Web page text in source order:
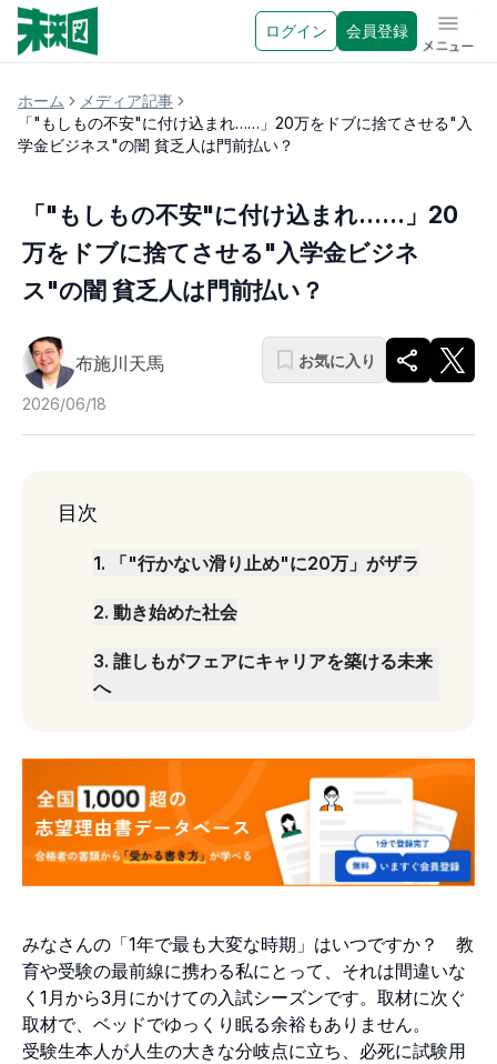
ログイン 会員登録 メニュ
ホーム
メディア記事
「"もしもの不安"に付け込まれ……」20万をドブに捨てさせる"入
学金ビジネス"の闇 貧乏人は門前払い？
「"もしもの不安"に付け込まれ……」20
万をドブに捨てさせる"入学金ビジネ
ス"の闇 貧乏人は門前払い？
布施川天馬
2026/06/18
お気に入り
目次
1. 「"行かない滑り止め"に20万」がザラ
2. 動き始めた社会
3. 誰しもがフェアにキャリアを築ける未来
へ
みなさんの「1年で最も大変な時期」はいつですか？ 教
育や受験の最前線に携わる私にとって、それは間違いな
く1月から3月にかけての入試シーズンです。取材に次ぐ
取材で、ベッドでゆっくり眠る余裕もありません。
受験生本人が人生の大きな分岐点に立ち、必死に試験用